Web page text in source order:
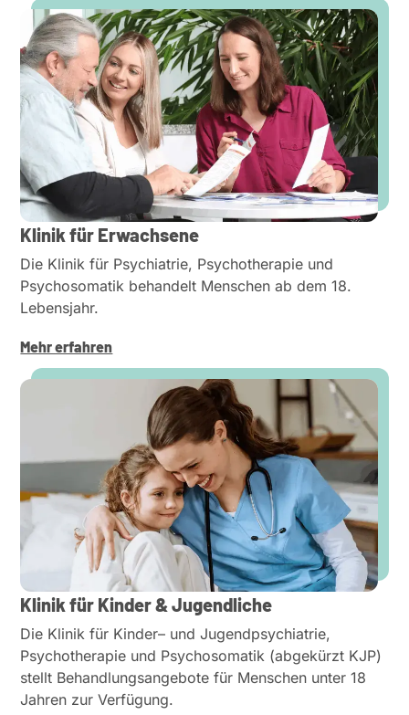
Klinik für Erwachsene
Die Klinik für Psych­iatrie, Psycho­the­rapie und
Psycho­so­matik behandelt Menschen ab dem 18.
Lebensjahr.
Mehr erfahren
Klinik für Kinder & Jugend­liche
Die Klinik für Kinder– und Jugend­psych­iatrie,
Psycho­the­rapie und Psycho­so­matik (abgekürzt KJP)
stellt Behand­lungs­an­gebote für Menschen unter 18
Jahren zur Verfügung.